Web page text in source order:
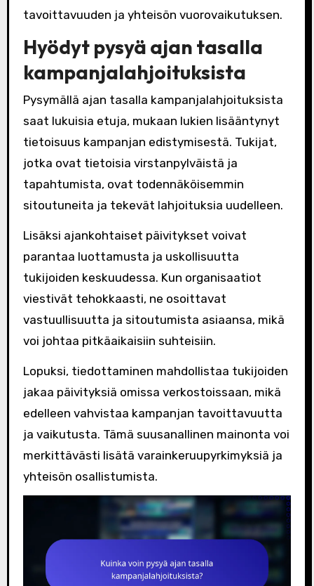
tavoittavuuden ja yhteisön vuorovaikutuksen.
Hyödyt pysyä ajan tasalla
kampanjalahjoituksista
Pysymällä ajan tasalla kampanjalahjoituksista
saat lukuisia etuja, mukaan lukien lisääntynyt
tietoisuus kampanjan edistymisestä. Tukijat,
jotka ovat tietoisia virstanpylväistä ja
tapahtumista, ovat todennäköisemmin
sitoutuneita ja tekevät lahjoituksia uudelleen.
Lisäksi ajankohtaiset päivitykset voivat
parantaa luottamusta ja uskollisuutta
tukijoiden keskuudessa. Kun organisaatiot
viestivät tehokkaasti, ne osoittavat
vastuullisuutta ja sitoutumista asiaansa, mikä
voi johtaa pitkäaikaisiin suhteisiin.
Lopuksi, tiedottaminen mahdollistaa tukijoiden
jakaa päivityksiä omissa verkostoissaan, mikä
edelleen vahvistaa kampanjan tavoittavuutta
ja vaikutusta. Tämä suusanallinen mainonta voi
merkittävästi lisätä varainkeruupyrkimyksiä ja
yhteisön osallistumista.